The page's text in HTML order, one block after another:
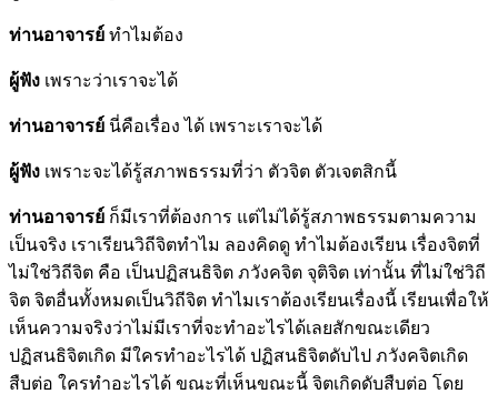
ท่านอาจารย์ ทำไมต้อง
ผู้ฟัง เพราะว่าเราจะได้
ท่านอาจารย์ นี่คือเรื่อง ได้ เพราะเราจะได้
ผู้ฟัง เพราะจะได้รู้สภาพธรรมที่ว่า ตัวจิต ตัวเจตสิกนี้
ท่านอาจารย์ ก็มีเราที่ต้องการ แต่ไม่ได้รู้สภาพธรรมตามความ
เป็นจริง เราเรียนวิถีจิตทำไม ลองคิดดู ทำไมต้องเรียน เรื่องจิตที่
ไม่ใช่วิถีจิต คือ เป็นปฏิสนธิจิต ภวังคจิต จุติจิต เท่านั้น ที่ไม่ใช่วิถี
จิต จิตอื่นทั้งหมดเป็นวิถีจิต ทำไมเราต้องเรียนเรื่องนี้ เรียนเพื่อให้
เห็นความจริงว่าไม่มีเราที่จะทำอะไรได้เลยสักขณะเดียว
ปฏิสนธิจิตเกิด มีใครทำอะไรได้ ปฏิสนธิจิตดับไป ภวังคจิตเกิด
สืบต่อ ใครทำอะไรได้ ขณะที่เห็นขณะนี้ จิตเกิดดับสืบต่อ โดย